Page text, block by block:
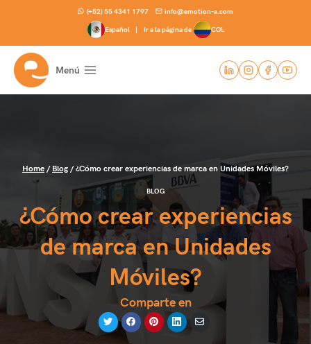
(+52) 55 4341 1797 info@emotion-a.com
Español | Ir a la página de COL
Menú
Home / Blog / ¿Cómo crear experiencias de marca en Unidades Móviles?
BLOG
¿Cómo crear experiencias
de marca en Unidades
Móviles?
Comparte en
Compartir
en
Twitter
Compartir
en
Compartir
en
Compartir
en
Compartir